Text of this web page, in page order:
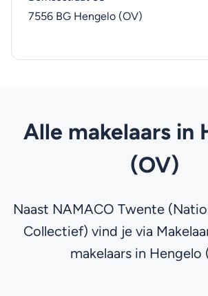
7556 BG Hengelo (OV)
Alle makelaars in
(OV)
Naast NAMACO Twente
Collectief) vind je via
makelaars in Hengelo